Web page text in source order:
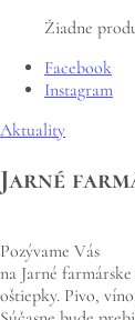
Žiadne
Facebook
Instagram
Aktuality
Jarné
Pozývame Vás
na Jarné
oštiepky. Pivo,